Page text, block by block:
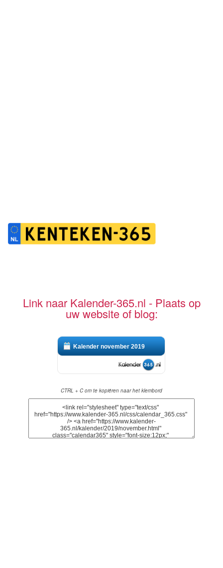
Link naar Kalender-365.nl - Plaats op
uw website of blog:
Kalender november 2019
CTRL + C om te kopiëren naar het klembord